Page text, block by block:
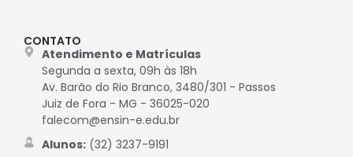
CONTATO
Atendimento e Matrículas
Segunda a sexta, 09h às 18h
Av. Barão do Rio Branco, 3480/301 - Passos
Juiz de Fora - MG - 36025-020
falecom@ensin-e.edu.br
Alunos:(32) 3237-9191